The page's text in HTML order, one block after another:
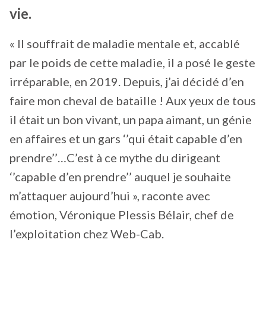
vie.
« Il souffrait de maladie mentale et, accablé
par le poids de cette maladie, il a posé le geste
irréparable, en 2019. Depuis, j’ai décidé d’en
faire mon cheval de bataille ! Aux yeux de tous
il était un bon vivant, un papa aimant, un génie
en affaires et un gars ‘’qui était capable d’en
prendre’’…C’est à ce mythe du dirigeant
‘’capable d’en prendre’’ auquel je souhaite
m’attaquer aujourd’hui », raconte avec
émotion, Véronique Plessis Bélair, chef de
l’exploitation chez Web-Cab.